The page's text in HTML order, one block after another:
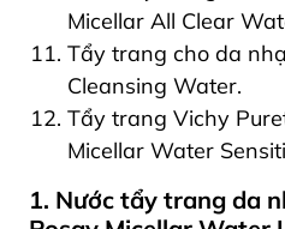
Micellar All Clear
Tẩy trang cho da
Cleansing Water.
Tẩy trang Vichy
Micellar Water
1. Nước tẩy trang da